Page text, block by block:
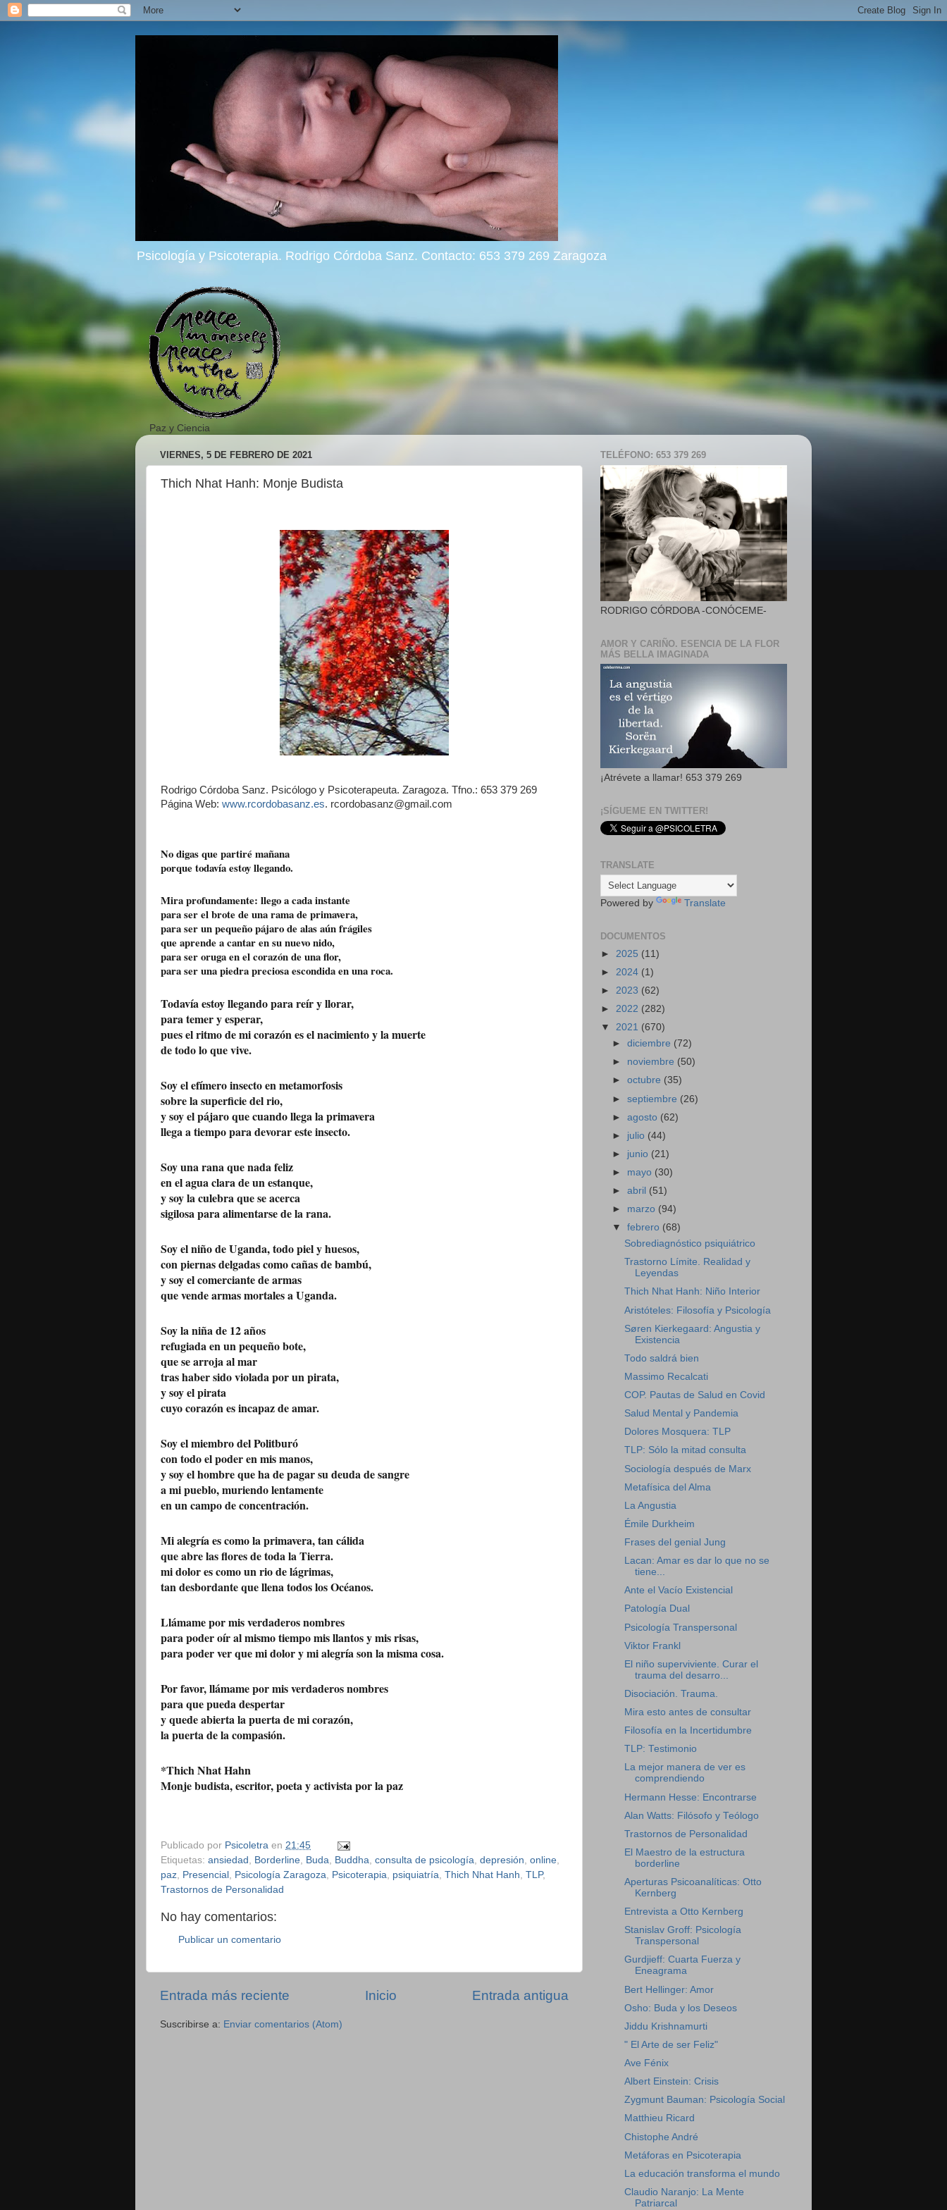
Psicología y Psicoterapia. Rodrigo Córdoba Sanz. Contacto: 653 379 269 Zaragoza
Paz y Ciencia
VIERNES, 5 DE FEBRERO DE 2021
Thich Nhat Hanh: Monje Budista
Rodrigo Córdoba Sanz. Psicólogo y Psicoterapeuta. Zaragoza. Tfno.: 653 379 269
Página Web: www.rcordobasanz.es. rcordobasanz@gmail.com
No digas que partiré mañana
porque todavía estoy llegando.
Mira profundamente: llego a cada instante
para ser el brote de una rama de primavera,
para ser un pequeño pájaro de alas aún frágiles
que aprende a cantar en su nuevo nido,
para ser oruga en el corazón de una flor,
para ser una piedra preciosa escondida en una roca.
Todavía estoy llegando para reír y llorar,
para temer y esperar,
pues el ritmo de mi corazón es el nacimiento y la muerte
de todo lo que vive.
Soy el efímero insecto en metamorfosis
sobre la superficie del rio,
y soy el pájaro que cuando llega la primavera
llega a tiempo para devorar este insecto.
Soy una rana que nada feliz
en el agua clara de un estanque,
y soy la culebra que se acerca
sigilosa para alimentarse de la rana.
Soy el niño de Uganda, todo piel y huesos,
con piernas delgadas como cañas de bambú,
y soy el comerciante de armas
que vende armas mortales a Uganda.
Soy la niña de 12 años
refugiada en un pequeño bote,
que se arroja al mar
tras haber sido violada por un pirata,
y soy el pirata
cuyo corazón es incapaz de amar.
Soy el miembro del Politburó
con todo el poder en mis manos,
y soy el hombre que ha de pagar su deuda de sangre
a mi pueblo, muriendo lentamente
en un campo de concentración.
Mi alegría es como la primavera, tan cálida
que abre las flores de toda la Tierra.
mi dolor es como un rio de lágrimas,
tan desbordante que llena todos los Océanos.
Llámame por mis verdaderos nombres
para poder oír al mismo tiempo mis llantos y mis risas,
para poder ver que mi dolor y mi alegría son la misma cosa.
Por favor, llámame por mis verdaderos nombres
para que pueda despertar
y quede abierta la puerta de mi corazón,
la puerta de la compasión.
*Thich Nhat Hahn
Monje budista, escritor, poeta y activista por la paz
Publicado por Psicoletra en 21:45
Etiquetas: ansiedad Borderline Buda Buddha consulta de psicología depresión online
paz
Presencial Psicología Zaragoza Psicoterapia psiquiatría Thich Nhat Hanh TLP,
Trastornos de Personalidad
No hay comentarios:
Publicar un comentario
Entrada más reciente Entrada antigua
Inicio
Suscribirse a: Enviar comentarios (Atom)
TELÉFONO: 653 379 269
RODRIGO CÓRDOBA -CONÓCEME-
AMOR Y CARIÑO. ESENCIA DE LA FLOR
MÁS BELLA IMAGINADA
¡Atrévete a llamar! 653 379 269
¡SÍGUEME EN TWITTER!
TRANSLATE
Powered by Translate
DOCUMENTOS
► 2025 (11)
► 2024 (1)
► 2023 (62)
► 2022 (282)
▼ 2021 (670)
►diciembre (72)
► noviembre (50)
►octubre (35)
►septiembre (26)
►agosto (62)
► julio (44)
► junio (21)
► mayo (30)
►abril (51)
► marzo (94)
▼febrero (68)
Sobrediagnóstico psiquiátrico
Trastorno Límite. Realidad y
Leyendas
Thich Nhat Hanh: Niño Interior
Aristóteles: Filosofía y Psicología
Søren Kierkegaard: Angustia y
Existencia
Todo saldrá bien
Massimo Recalcati
COP. Pautas de Salud en Covid
Salud Mental y Pandemia
Dolores Mosquera: TLP
TLP: Sólo la mitad consulta
Sociología después de Marx
Metafísica del Alma
La Angustia
Émile Durkheim
Frases del genial Jung
Lacan: Amar es dar lo que no se
tiene...
Ante el Vacío Existencial
Patología Dual
Psicología Transpersonal
Viktor Frankl
El niño superviviente. Curar el
trauma del desarro...
Disociación. Trauma.
Mira esto antes de consultar
Filosofía en la Incertidumbre
TLP: Testimonio
La mejor manera de ver es
comprendiendo
Hermann Hesse: Encontrarse
Alan Watts: Filósofo y Teólogo
Trastornos de Personalidad
El Maestro de la estructura
borderline
Aperturas Psicoanalíticas: Otto
Kernberg
Entrevista a Otto Kernberg
Stanislav Groff: Psicología
Transpersonal
Gurdjieff: Cuarta Fuerza y
Eneagrama
Bert Hellinger: Amor
Osho: Buda y los Deseos
Jiddu Krishnamurti
" El Arte de ser Feliz"
Ave Fénix
Albert Einstein: Crisis
Zygmunt Bauman: Psicología Social
Matthieu Ricard
Chistophe André
Metáforas en Psicoterapia
La educación transforma el mundo
Claudio Naranjo: La Mente
Patriarcal